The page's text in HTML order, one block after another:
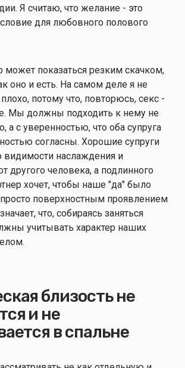
Я считаю, что желание - это
для любовного полового
может показаться резким скачком,
оно и есть. На самом деле я не
потому что, повторюсь, секс -
Мы должны подходить к нему не
а с уверенностью, что оба супруга
согласны. Хорошие супруги
видимости наслаждения и
другого человека, а подлинного
хочет, чтобы наше "да" было
поверхностным проявлением
что, собираясь заняться
учитывать характер наших
близость не
и не
в спальне